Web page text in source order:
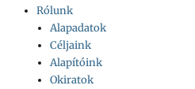
Rólunk
Alapadatok
Céljaink
Alapítóink
Okiratok